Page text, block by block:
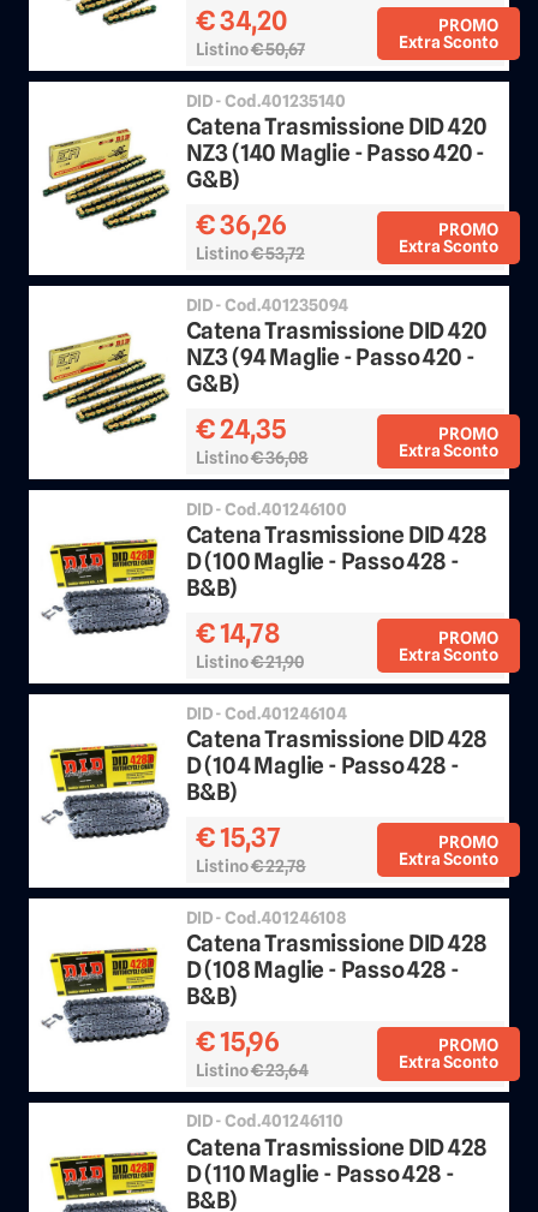
PROMO
Extra Sconto
€ 34,20
Listino€ 50,67 Sconto 25%
DID - Cod.401235140
Catena Trasmissione DID 420
NZ3 (140 Maglie - Passo 420 -
G&B)
PROMO
Extra Sconto
€ 36,26
Listino€ 53,72 Sconto 25%
DID - Cod.401235094
Catena Trasmissione DID 420
NZ3 (94 Maglie - Passo 420 -
G&B)
PROMO
Extra Sconto
€ 24,35
Listino€ 36,08 Sconto 25%
DID - Cod.401246100
Catena Trasmissione DID 428
D (100 Maglie - Passo 428 -
B&B)
PROMO
Extra Sconto
€ 14,78
Listino€ 21,90 Sconto 25%
DID - Cod.401246104
Catena Trasmissione DID 428
D (104 Maglie - Passo 428 -
B&B)
PROMO
Extra Sconto
€ 15,37
Listino€ 22,78 Sconto 25%
DID - Cod.401246108
Catena Trasmissione DID 428
D (108 Maglie - Passo 428 -
B&B)
PROMO
Extra Sconto
€ 15,96
Listino€ 23,64 Sconto 25%
DID - Cod.401246110
Catena Trasmissione DID 428
D (110 Maglie - Passo 428 -
B&B)